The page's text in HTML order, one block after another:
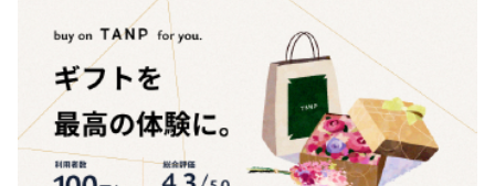
04 FLOWERiUM®︎ Christmas toilette（フラワリウム クリスマス
05 2人のための体験カタログ FOR2ギフト（GREEN）